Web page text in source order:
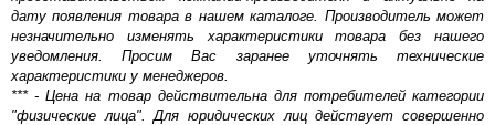
дату появления товара в нашем каталоге. Производитель может
незначительно изменять характеристики товара без нашего
уведомления. Просим Вас заранее уточнять технические
характеристики у менеджеров.
*** - Цена на товар действительна для потребителей категории
"физические лица". Для юридических лиц действует совершенно